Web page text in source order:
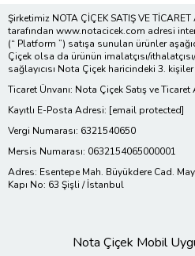
Şirketimiz NOTA ÇİÇEK SATIŞ VE
tarafından www.notacicek.com adresi
(“ Platform ”) satışa sunulan ürünler
Çiçek olsa da ürünün imalatçısı/
sağlayıcısı Nota Çiçek haricindeki 3.
Ticaret Ünvanı: Nota Çiçek Satış ve Ticaret
Kayıtlı E-Posta Adresi: [email protected]
Vergi Numarası: 6321540650
Mersis Numarası: 0632154065000001
Adres: Esentepe Mah. Büyükdere Cad.
Kapı No: 63 Şişli / İstanbul
Nota Çiçek Mobil